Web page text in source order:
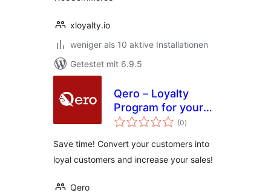
xloyalty.io
weniger als 10 aktive Installationen
Getestet mit 6.9.5
Qero – Loyalty
Program for your
store
(0Bewertungen
insgesamt
)
Save time! Convert your customers into
loyal customers and increase your sales!
Qero